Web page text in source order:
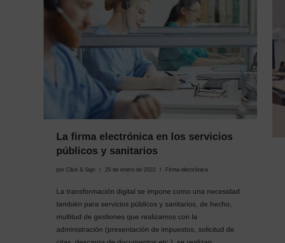
La firma electrónica en los servicios
públicos y sanitarios
por Click & Sign 25 de enero de 2022 Firma electrónica
La transformación digital se impone como una necesidad
también para servicios públicos y sanitarios, de hecho,
multitud de gestiones que realizamos con la
administración (presentación de impuestos, solicitud de